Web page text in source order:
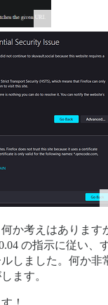
か考えはあります
の指示に従い、
しました。何か非
ます。
！